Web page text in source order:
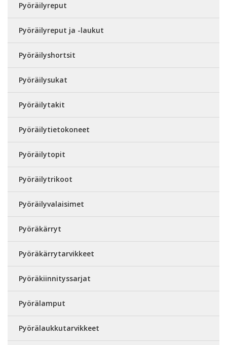
Pyöräilyreput
Pyöräilyreput ja -laukut
Pyöräilyshortsit
Pyöräilysukat
Pyöräilytakit
Pyöräilytietokoneet
Pyöräilytopit
Pyöräilytrikoot
Pyöräilyvalaisimet
Pyöräkärryt
Pyöräkärrytarvikkeet
Pyöräkiinnityssarjat
Pyörälamput
Pyörälaukkutarvikkeet